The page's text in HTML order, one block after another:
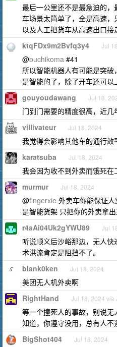
最后一公里还不是最急迫的
车场景太简单了，全是高速，
以及人工把货车从高速出口接
ktqFDx9m2Bvfq3y4 Jul
@buchikoma #41
所以智能机器人有可能是突
是智能的了，除了开车还可以
gouyoudawang Jul 18,
门到门需要的精度很高，近
villivateur Jul 18, 2024
我觉得会影响其他车的通行
karatsuba Jul 18, 2024
我会因为收不到外卖而饿死在
murmur Jul 18, 2024
@fingerxie 外卖车你能保证
是智能货架 只把你的外卖拿
r4aAi04Uk2gYWU89 Jul
听说顺义后沙峪那边，无人
术洪流肯定是阻挡不了。
blank0ken Jul 18, 2024
美团无人机外卖啊
RightHand Jul 18, 2024 via
等一个撞死人的事故，别说
知道，你遵守没用，总有人不
BigShot404 Jul 18, 2024